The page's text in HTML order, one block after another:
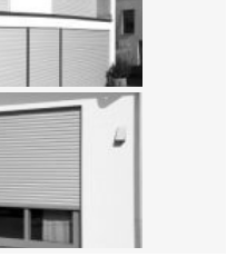
Bitte klicke hier wenn